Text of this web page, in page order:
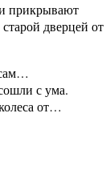
прикрывают
дверцей от
с ума.
от…